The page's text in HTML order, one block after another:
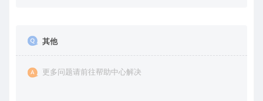
其他
更多问题请前往帮助中心解决